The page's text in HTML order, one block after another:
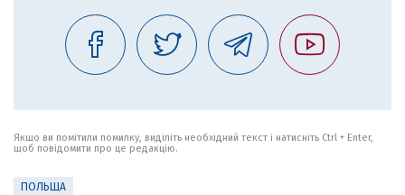
Якщо ви помітили помилку, виділіть необхідний текст і натисніть Ctrl + Enter,
щоб повідомити про це редакцію.
ПОЛЬЩА